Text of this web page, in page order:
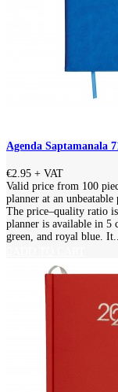
Agenda Saptamanala
€2.95 + VAT
Valid price from 100
planner at an
The price–quality ratio
planner is available in 5
green, and royal blue.